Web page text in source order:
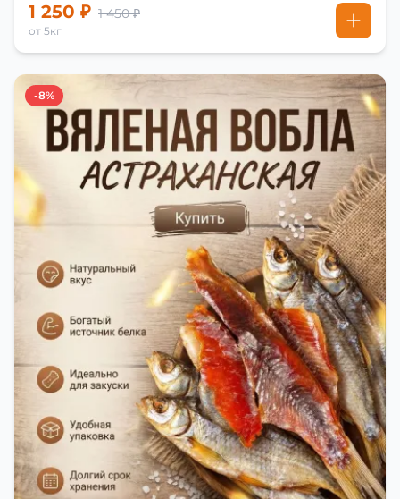
1 250 ₽ 1 450 ₽
от 5кг
-8%